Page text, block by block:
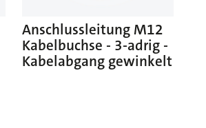
Anschlussleitung M12
Kabelbuchse - 3-adrig -
Kabelabgang gewinkelt